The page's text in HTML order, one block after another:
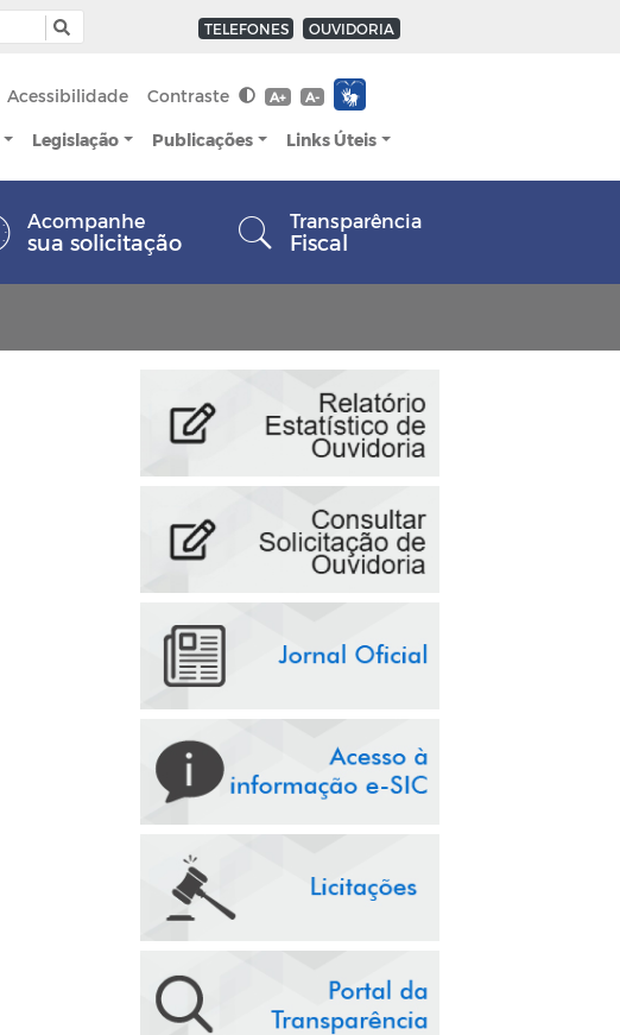
TELEFONES OUVIDORIA
Acessibilidade Contraste A+ A-
Legislação Publicações Links Úteis
Acompanhe
sua solicitação
Transparência
Fiscal